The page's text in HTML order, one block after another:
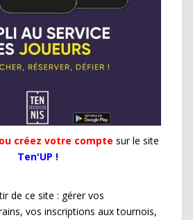
créez votre compte sur le site
Ten'UP !
de ce site : gérer vos
vos inscriptions aux tournois,